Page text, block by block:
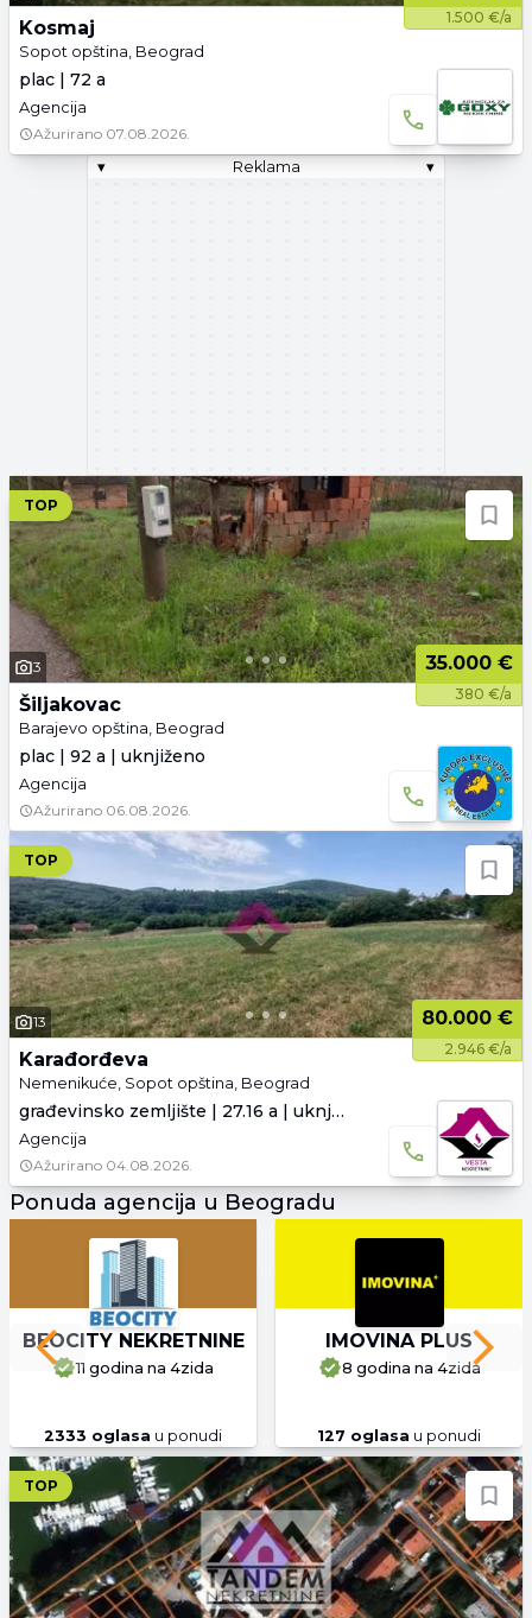
1.500 €/a
Kosmaj
Sopot opština, Beograd
plac | 72 a
Agencija
Ažurirano 07.08.2026.
▾
Reklama ▾
TOP
3 35.000 €
380 €/a
Šiljakovac
Barajevo opština, Beograd
plac | 92 a | uknjiženo
Agencija
Ažurirano 06.08.2026.
TOP
13 80.000 €
2.946 €/a
Karađorđeva
Nemenikuće, Sopot opština, Beograd
građevinsko zemljište | 27.16 a | uknjiženo
Agencija
Ažurirano 04.08.2026.
Ponuda agencija u Beogradu
BEOCITY NEKRETNINE
11 godina na 4zida
2333 oglasa u ponudi
IMOVINA PLUS
8 godina na 4zida
127 oglasa u ponudi
Previous slide Next
TOP